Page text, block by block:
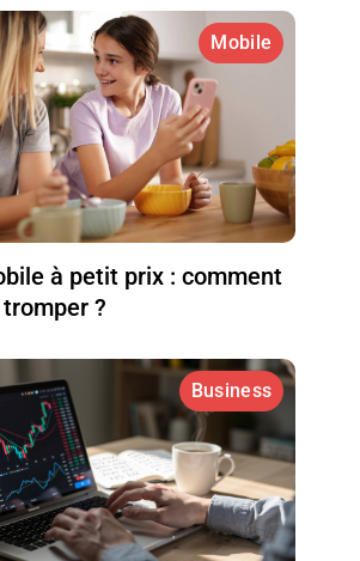
Mobile
à petit prix : comment
?
Business